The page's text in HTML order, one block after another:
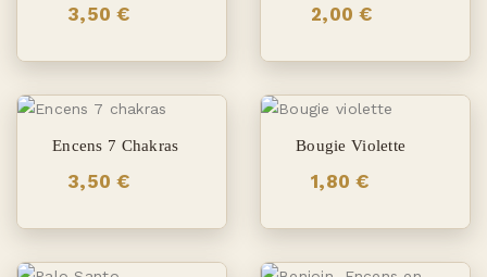
3,50 € 2,00 €
Encens 7 Chakras
3,50 €
Bougie Violette
1,80 €